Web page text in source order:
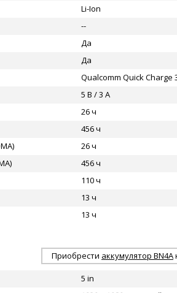
Li-Ion
--
Да
Да
Qualcomm Quick Charge
5 В / 3 А
26 ч
456 ч
26 ч
456 ч
110 ч
13 ч
13 ч
Приобрести аккумулятор BN4A
5 in